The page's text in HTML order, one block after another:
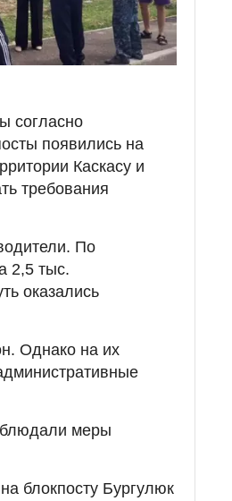
согласно
появились на
Каскасу и
требования
По
2,5 тыс.
оказались
Однако на их
меры
блокпосту Бургулюк